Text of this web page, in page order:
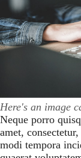
Here's an image
Neque porro
amet,
modi tempora